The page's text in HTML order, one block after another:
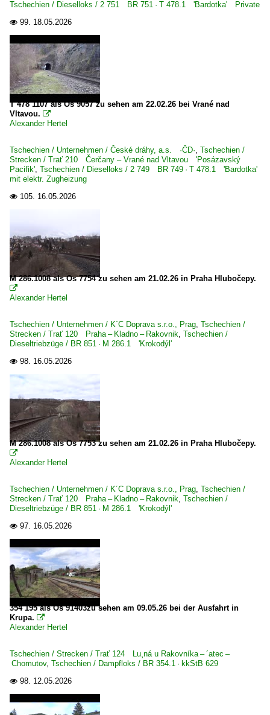
Tschechien / Dieselloks / 2 751 BR 751 · T 478.1 'Bardotka' Private
 99. 18.05.2026
T 478 1107 als Os 9057 zu sehen am 22.02.26 bei Vrané nad
Vltavou. 
Alexander Hertel
Tschechien / Unternehmen / České dráhy, a.s. ·ČD·, Tschechien /
Strecken / Trať 210 Čerčany – Vrané nad Vltavou 'Posázavský
Pacifik', Tschechien / Dieselloks / 2 749 BR 749 · T 478.1 'Bardotka'
mit elektr. Zugheizung
 105. 16.05.2026
M 286.1008 als Os 7754 zu sehen am 21.02.26 in Praha Hlubočepy.

Alexander Hertel
Tschechien / Unternehmen / K´C Doprava s.r.o., Prag, Tschechien /
Strecken / Trať 120 Praha – Kladno – Rakovnik, Tschechien /
Dieseltriebzüge / BR 851 · M 286.1 'Krokodýl'
 98. 16.05.2026
M 286.1008 als Os 7753 zu sehen am 21.02.26 in Praha Hlubočepy.

Alexander Hertel
Tschechien / Unternehmen / K´C Doprava s.r.o., Prag, Tschechien /
Strecken / Trať 120 Praha – Kladno – Rakovnik, Tschechien /
Dieseltriebzüge / BR 851 · M 286.1 'Krokodýl'
 97. 16.05.2026
354 195 als Os 91403zu sehen am 09.05.26 bei der Ausfahrt in
Krupa. 
Alexander Hertel
Tschechien / Strecken / Trať 124 Lu¸ná u Rakovníka – ´atec –
Chomutov, Tschechien / Dampfloks / BR 354.1 · kkStB 629
 98. 12.05.2026